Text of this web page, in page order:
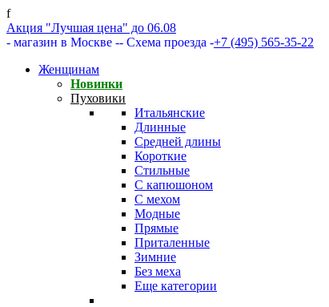
f
Акция "Лучшая цена" до 06.08
- магазин в Москве -- Схема проезда -+7 (495) 565-35-22
Женщинам
Новинки
Пуховики
Итальянские
Длинные
Средней длины
Короткие
Стильные
С капюшоном
С мехом
Модные
Прямые
Приталенные
Зимние
Без меха
Еще категории